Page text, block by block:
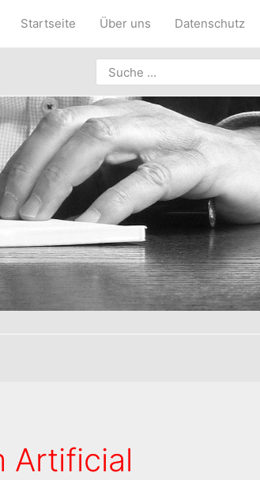
Startseite Über uns Datenschutz
Search
for:
Artificial